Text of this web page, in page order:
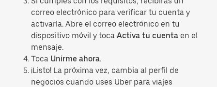
correo electrónico para verificar tu cuenta y
activarla. Abre el correo electrónico en tu
dispositivo móvil y toca Activa tu cuenta en el
mensaje.
Toca Unirme ahora.
¡Listo! La próxima vez, cambia al perfil de
negocios cuando uses Uber para viajes